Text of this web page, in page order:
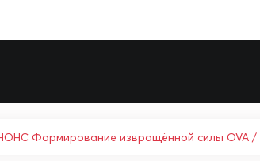
Формирование извращённой силы OVA /